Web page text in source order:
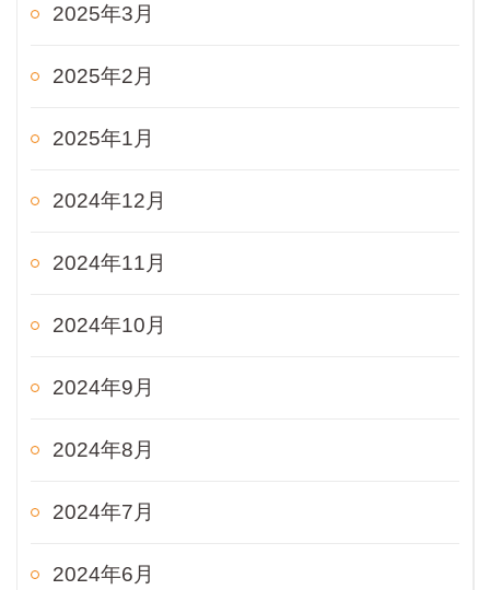
2025年3月
2025年2月
2025年1月
2024年12月
2024年11月
2024年10月
2024年9月
2024年8月
2024年7月
2024年6月